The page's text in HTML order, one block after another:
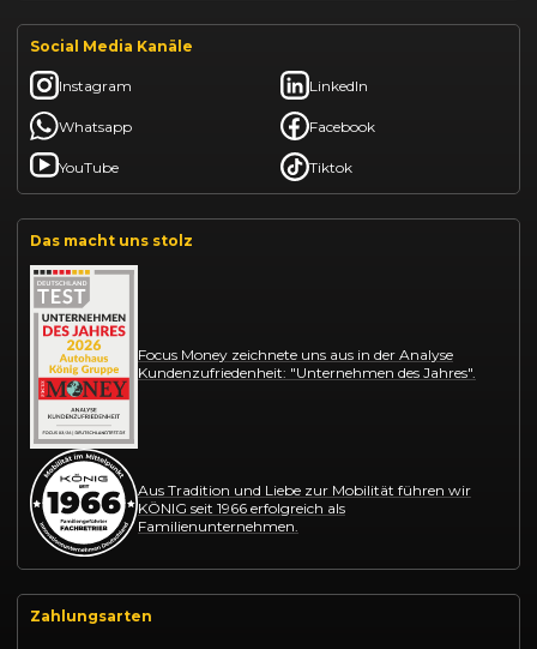
Social Media Kanäle
Instagram LinkedIn
Whatsapp Facebook
YouTube Tiktok
Das macht uns stolz
Focus Money zeichnete uns aus in der Analyse
Kundenzufriedenheit: "Unternehmen des Jahres".
Aus Tradition und Liebe zur Mobilität führen wir
KÖNIG seit 1966 erfolgreich als
Familienunternehmen.
Zahlungsarten